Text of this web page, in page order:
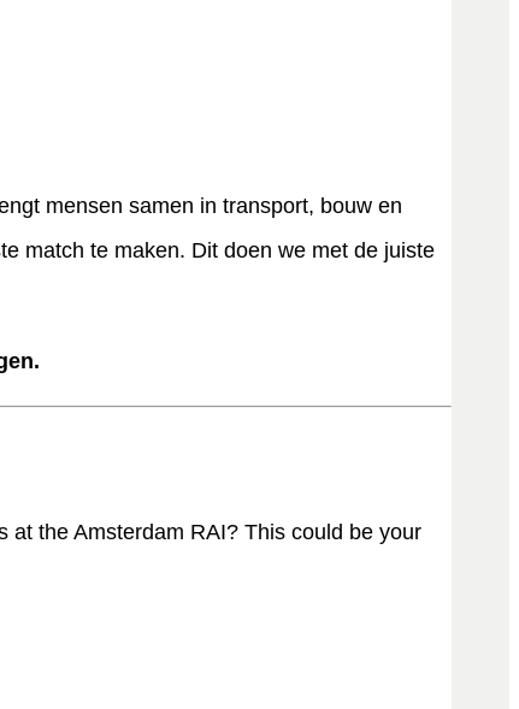
mensen samen in transport, bouw en
match te maken. Dit doen we met de juiste
at the Amsterdam RAI? This could be your